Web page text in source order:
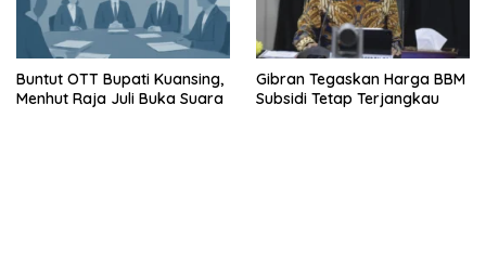
Buntut OTT Bupati Kuansing,
Menhut Raja Juli Buka Suara
Gibran Tegaskan Harga BBM
Subsidi Tetap Terjangkau